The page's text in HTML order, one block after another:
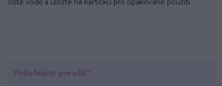
čisté vodě a uložte na kartičku pro opakované použití.
Potřebujete poradit?